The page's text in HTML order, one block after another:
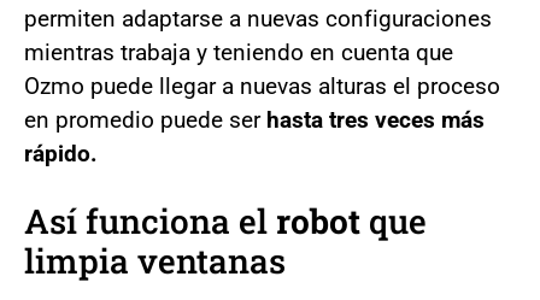
permiten adaptarse a nuevas configuraciones
mientras trabaja y teniendo en cuenta que
Ozmo puede llegar a nuevas alturas el proceso
en promedio puede ser hasta tres veces más
rápido.
Así funciona el robot que
limpia ventanas